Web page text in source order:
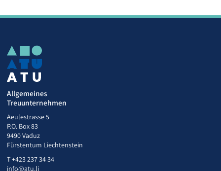
Allgemeines
Treuunternehmen
Aeulestrasse 5
P.O. Box 83
9490 Vaduz
Fürstentum Liechtenstein
T+423 237 34 34
info@atu.li